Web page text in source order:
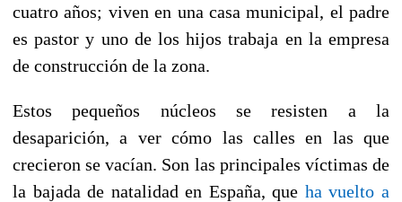
cuatro años; viven en una casa municipal, el padre
es pastor y uno de los hijos trabaja en la empresa
de construcción de la zona.
Estos pequeños núcleos se resisten a la
desaparición, a ver cómo las calles en las que
crecieron se vacían. Son las principales víctimas de
la bajada de natalidad en España, que ha vuelto a